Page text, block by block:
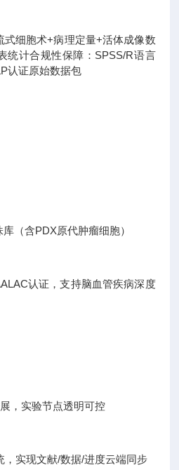
式细胞术+病理定量+活体成像数
统计合规性保障：SPSS/R语言
认证原始数据包
（含PDX原代肿瘤细胞）
认证，支持脑血管疾病深度
，实验节点透明可控
，实现文献/数据/进度云端同步